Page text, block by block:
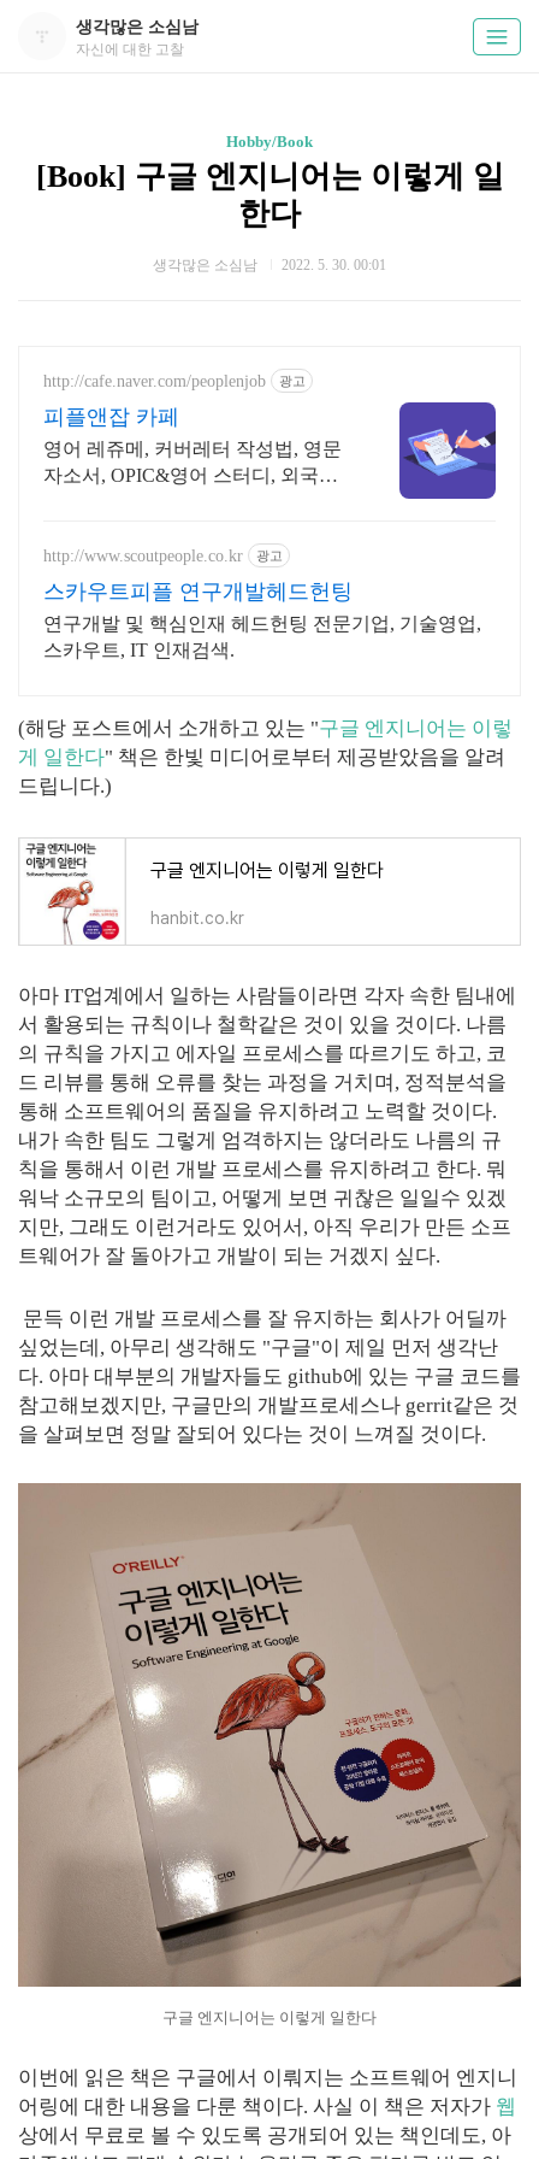
생각많은 소심남
자신에 대한 고찰
Hobby/Book
[Book] 구글 엔지니어는 이렇게 일
한다
생각많은 소심남 2022. 5. 30. 00:01
http://cafe.naver.com/peoplenjob 광고
피플앤잡 카페
영어 레쥬메, 커버레터 작성법, 영문
자소서, OPIC&영어 스터디, 외국계
http://www.scoutpeople.co.kr 광고
스카우트피플 연구개발헤드헌팅
연구개발 및 핵심인재 헤드헌팅 전문기업, 기술영업,
스카우트, IT 인재검색.
(해당 포스트에서 소개하고 있는 "구글 엔지니어는 이렇
게 일한다" 책은 한빛 미디어로부터 제공받았음을 알려
드립니다.)
구글 엔지니어는 이렇게 일한다
hanbit.co.kr
아마 IT업계에서 일하는 사람들이라면 각자 속한 팀내에
서 활용되는 규칙이나 철학같은 것이 있을 것이다. 나름
의 규칙을 가지고 에자일 프로세스를 따르기도 하고, 코
드 리뷰를 통해 오류를 찾는 과정을 거치며, 정적분석을
통해 소프트웨어의 품질을 유지하려고 노력할 것이다.
내가 속한 팀도 그렇게 엄격하지는 않더라도 나름의 규
칙을 통해서 이런 개발 프로세스를 유지하려고 한다. 뭐
워낙 소규모의 팀이고, 어떻게 보면 귀찮은 일일수 있겠
지만, 그래도 이런거라도 있어서, 아직 우리가 만든 소프
트웨어가 잘 돌아가고 개발이 되는 거겠지 싶다.
문득 이런 개발 프로세스를 잘 유지하는 회사가 어딜까
싶었는데, 아무리 생각해도 "구글"이 제일 먼저 생각난
다. 아마 대부분의 개발자들도 github에 있는 구글 코드를
참고해보겠지만, 구글만의 개발프로세스나 gerrit같은 것
을 살펴보면 정말 잘되어 있다는 것이 느껴질 것이다.
구글 엔지니어는 이렇게 일한다
이번에 읽은 책은 구글에서 이뤄지는 소프트웨어 엔지니
어링에 대한 내용을 다룬 책이다. 사실 이 책은 저자가 웹
상에서 무료로 볼 수 있도록 공개되어 있는 책인데도, 아